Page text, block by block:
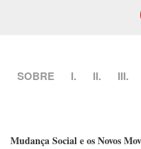
SOBRE I. II. III.
Mudança Social e os Novos